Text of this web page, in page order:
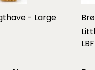
- Large